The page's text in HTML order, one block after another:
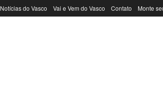
Notícias do Vasco Vai e Vem do Vasco Contato Monte